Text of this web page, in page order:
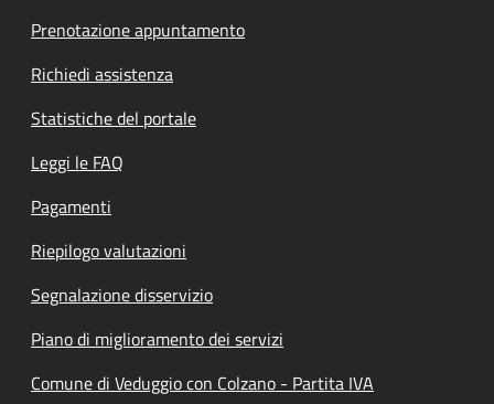
Prenotazione appuntamento
Richiedi assistenza
Statistiche del portale
Leggi le FAQ
Pagamenti
Riepilogo valutazioni
Segnalazione disservizio
Piano di miglioramento dei servizi
Comune di Veduggio con Colzano - Partita IVA